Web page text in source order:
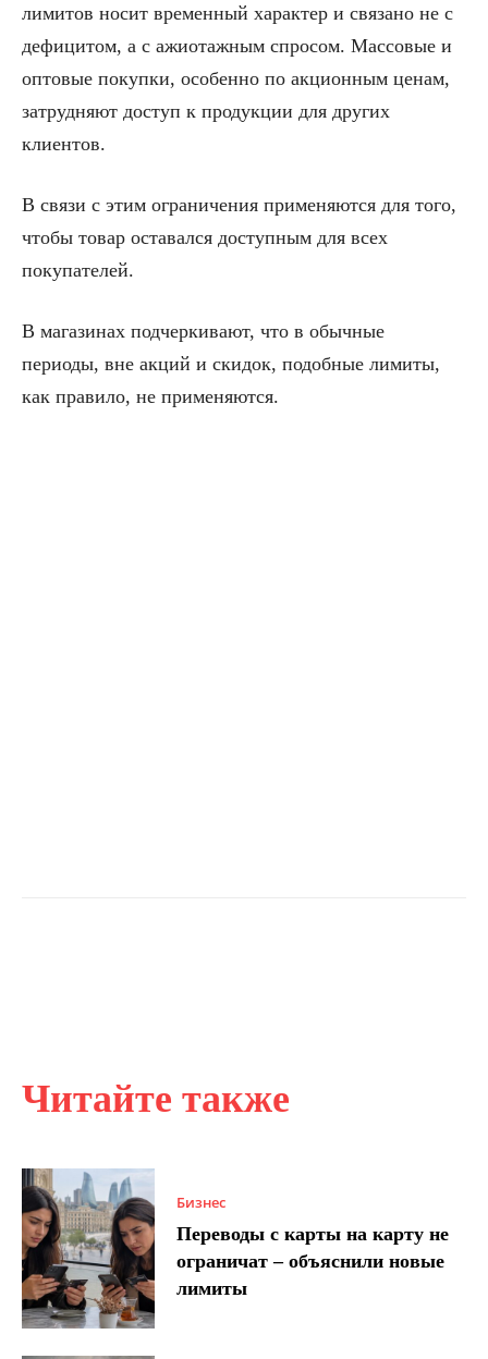
Читайте также
Бизнес
Переводы с карты на карту не
ограничат – объяснили новые
лимиты
лимитов носит временный характер и связано не с
дефицитом, а с ажиотажным спросом. Массовые и
оптовые покупки, особенно по акционным ценам,
затрудняют доступ к продукции для других
клиентов.
В связи с этим ограничения применяются для того,
чтобы товар оставался доступным для всех
покупателей.
В магазинах подчеркивают, что в обычные
периоды, вне акций и скидок, подобные лимиты,
как правило, не применяются.